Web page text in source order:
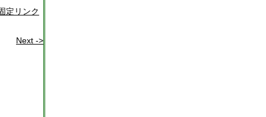
定リンク
Next ->